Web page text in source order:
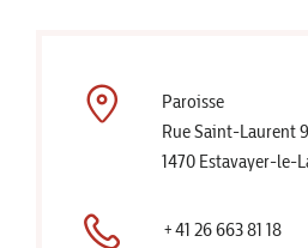
Paroisse
Rue Saint-Laurent 9
1470 Estavayer-le-
+41 26 663 81 18